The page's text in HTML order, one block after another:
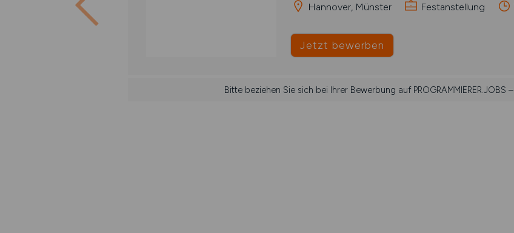
Hannover, Münster Festanstellung
Jetzt bewerben
Bitte beziehen Sie sich bei Ihrer Bewerbung auf PROGRAMMIERER.JOBS